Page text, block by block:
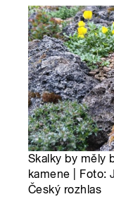
Skalky by měly
kamene | Foto:
Český rozhlas